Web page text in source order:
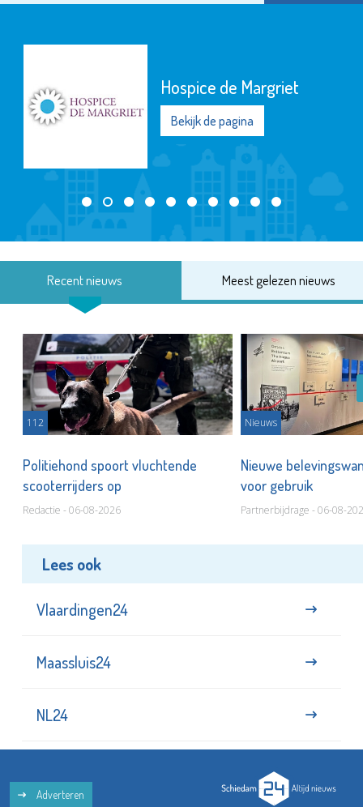
Hospice de Margriet
Bekijk de pagina
Recent nieuws Meest gelezen nieuws
112
Politiehond spoort vluchtende
scooterrijders op
Redactie - 06-08-2026
Nieuws
Nieuwe
voor gebruik
Partnerbijdrage - 06-08-
Lees ook
Vlaardingen24
Maassluis24
NL24
Adverteren